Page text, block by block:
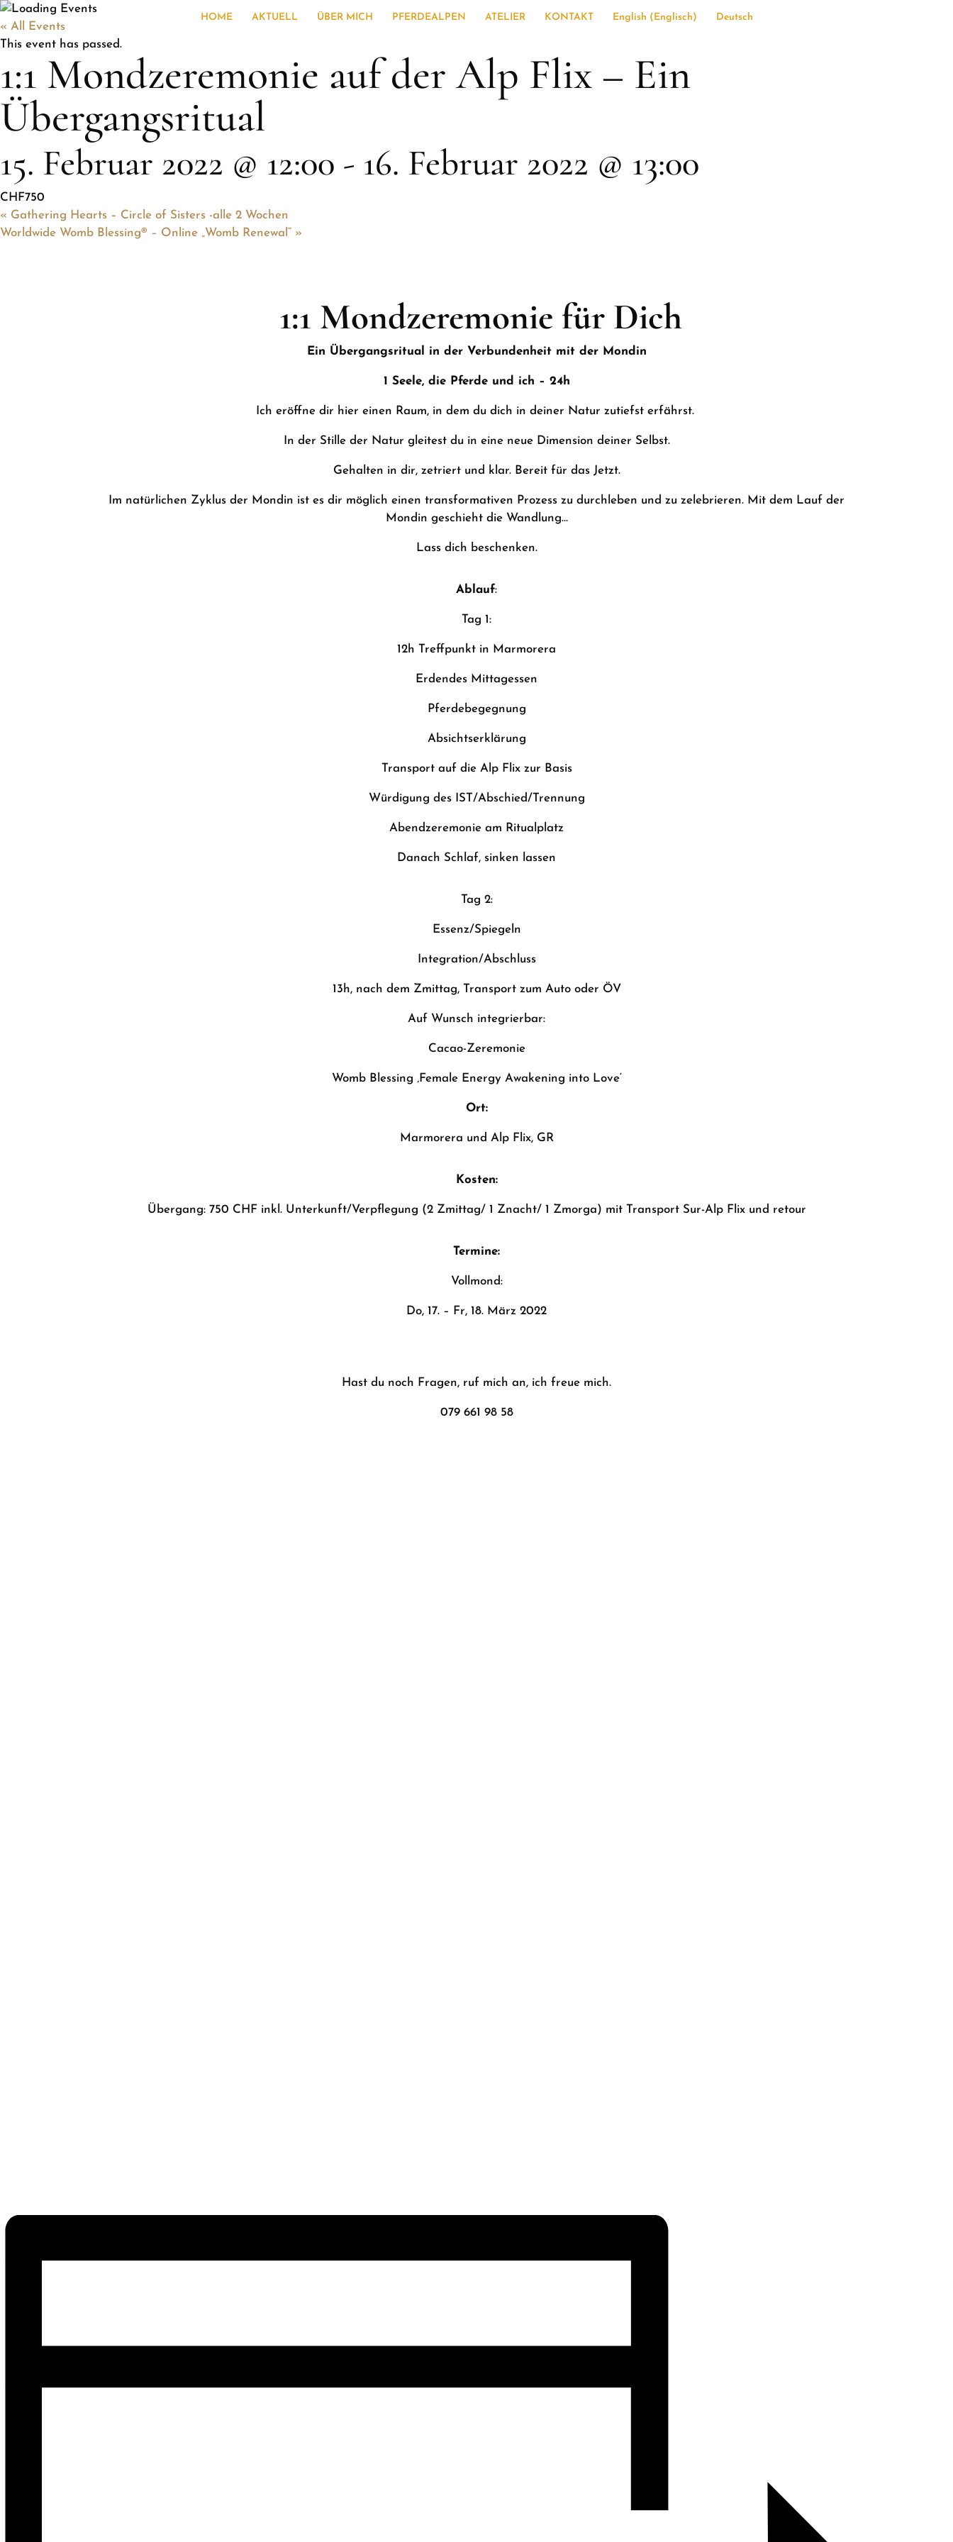
HOME AKTUELL ÜBER MICH PFERDEALPEN ATELIER KONTAKT English ( Englisch) Deutsch
« All Events
This event has passed.
1:1 Mondzeremonie auf der Alp Flix – Ein
Übergangsritual
15. Februar 2022 @ 12:00 - 16. Februar 2022 @ 13:00
CHF750
« Gathering Hearts – Circle of Sisters -alle 2 Wochen
Worldwide Womb Blessing® – Online „Womb Renewal“ »
1:1 Mondzeremonie für Dich
Ein Übergangsritual in der Verbundenheit mit der Mondin
1 Seele, die Pferde und ich – 24h
Ich eröffne dir hier einen Raum, in dem du dich in deiner Natur zutiefst erfährst.
In der Stille der Natur gleitest du in eine neue Dimension deiner Selbst.
Gehalten in dir, zetriert und klar. Bereit für das Jetzt.
Im natürlichen Zyklus der Mondin ist es dir möglich einen transformativen Prozess zu durchleben und zu zelebrieren. Mit dem Lauf der
Mondin geschieht die Wandlung…
Lass dich beschenken.
Ablauf:
Tag 1:
12h Treffpunkt in Marmorera
Erdendes Mittagessen
Pferdebegegnung
Absichtserklärung
Transport auf die Alp Flix zur Basis
Würdigung des IST/Abschied/Trennung
Abendzeremonie am Ritualplatz
Danach Schlaf, sinken lassen
Tag 2:
Essenz/Spiegeln
Integration/Abschluss
13h, nach dem Zmittag, Transport zum Auto oder ÖV
Auf Wunsch integrierbar:
Cacao-Zeremonie
Womb Blessing ‚Female Energy Awakening into Love‘
Ort:
Marmorera und Alp Flix, GR
Kosten:
Übergang: 750 CHF inkl. Unterkunft/Verpflegung (2 Zmittag/ 1 Znacht/ 1 Zmorga) mit Transport Sur-Alp Flix und retour
Termine:
Vollmond:
Do, 17. – Fr, 18. März 2022
Hast du noch Fragen, ruf mich an, ich freue mich.
079 661 98 58